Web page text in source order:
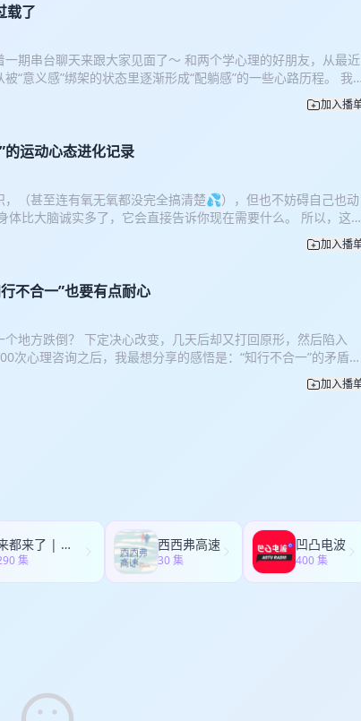
我还是很需要它的！） 这期受Luna邀请一起，跟她一起复盘
那个除夕夜，Deepseek如何接住了情绪崩溃的我？ *
，让我当场暴哭。但，这是真治愈吗？ * 00:18:10 体验了24
觉得“我们就停在这里”的边界设置那么重要？ * 00:30:05 AI的
只要用户能提出更精准的提示词，AI就能替代咨询师？ *
跟AI聊心理议题？ 👉可以看Luna整理的更专业、科学的
，我偷个懒😁 👩🏻 聊天的人： Luna：心理咨询师，播客《0号
by Norah Jones 📷 封面图：和你分享5月爬山时捕捉的
载了
期串台聊天来跟大家见面了～ 和两个学心理的好朋友，从最近
“意义感”绑架的状态里逐渐形成“配躺感”的一些心路历程。 我
个月播客休耕期里的内在工作，尤其是“自我接纳”这四个字如
可以做到了”这个过程里都有哪些起起伏伏的故事。 祝，收听愉
大纲就累了 13:07 低能量类型自我剖析：拖延型、内耗型、硬
！每天少喝一杯咖啡，多吹一个牛 31:56 改变的关键不是目标
低能量的评判从哪里来？跟内心的声音说：辛苦了，您歇会儿
我还做什么播客啊！”到“有啥做啥，继续做就有希望” 57:35 从
体验 59:29 熬过夏天的小妙招（上）：洗浴中心、贵州酸汤、冷
过夏天的小妙招（下）：减少场景转换、简化社交、主动选择媒
下5格电和你是一个糟糕的手机是两码事儿 👋 聊天的朋友们
/后期：Luna 音乐： * Dream a little dream *
pop type beat * BIGBANG - 붉은 노을
加入播
的运动心态进化记录
（甚至连有氧无氧都没完全搞清楚💦），但也不妨碍自己也动
体比大脑诚实多了，它会直接告诉你现在需要什么。 所以，这期
打鱼两天晒网，慢慢变成把运动当生活锚点的。 如果你也被各种
下去，希望这期节目带给你一点点动力！ 🎧你会听到 00:19 抓
以周为单位哈，宽容点hhh） * 学校和家里没咋培养运动习惯 *
重啊 * 工作后的运动习惯也很波动，一没心力就不动了 07:42
它，真的会被被"封印"住 心身是一体的，有了身体运动带来的
模式。（ by 李辛《精神健康讲记》） 11:49 在运动上，关注
反而更可持续了 14:28 运动如何让我“头脑里的100只猴子”闭麦
乖，咱们就跑一圈！（然后身体觉得不够，又来了几圈 22:15 倾
自由舞蹈到渴望力量 23:58 回归自己身体的需求不是说专业不
加入播
不合一”也要有点耐心
地方跌倒？ 下定决心改变，几天后却又打回原形，然后陷入
次心理咨询之后，我最想分享的感悟是：“知行不合一”的矛盾才
是对自己多一份耐心。 熟悉我的听友应该知道，我从几年前开始
或者自己solo分享过一些心理咨询的科普和收获。 这一晃，已
耻和问“怎么办”？ * 咨询师说：先不着急“怎么办”，在情绪里多
做到了，顺境时的做到可能不是真的做到” * 感受到了新体验，
过！ * 但，很快又经历了“一夜回到解放前”的旧循环
始允许自己知行不合一 29:05 Final words & 互动邀请 💗 节目中
- ＂magic＂ melody pop type beat 封面图：去年在山
slow learner！
加入播
来都来了 | 听了再走
集
西西弗高速
30 集
凹凸电波
400 集